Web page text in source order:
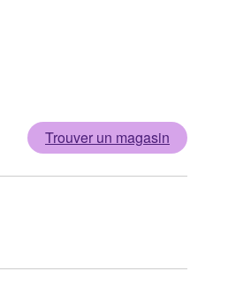
Trouver un magasin